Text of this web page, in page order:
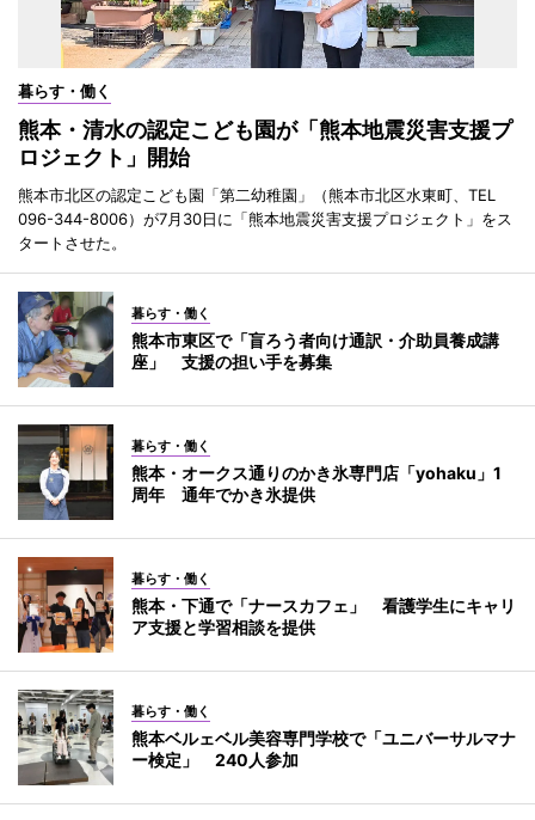
暮らす・働く
熊本・清水の認定こども園が「熊本地震災害支援プ
ロジェクト」開始
熊本市北区の認定こども園「第二幼稚園」（熊本市北区水東町、TEL
096-344-8006）が7月30日に「熊本地震災害支援プロジェクト」をス
タートさせた。
暮らす・働く
熊本市東区で「盲ろう者向け通訳・介助員養成講
座」 支援の担い手を募集
暮らす・働く
熊本・オークス通りのかき氷専門店「yohaku」1
周年 通年でかき氷提供
暮らす・働く
熊本・下通で「ナースカフェ」 看護学生にキャリ
ア支援と学習相談を提供
暮らす・働く
熊本ベルェベル美容専門学校で「ユニバーサルマナ
ー検定」 240人参加